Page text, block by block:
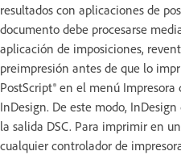
resultados con aplicaciones de
documento debe procesarse
aplicación de imposiciones,
preimpresión antes de que lo
PostScript® en el menú
InDesign. De este modo,
la salida DSC. Para imprimir en
cualquier controlador de